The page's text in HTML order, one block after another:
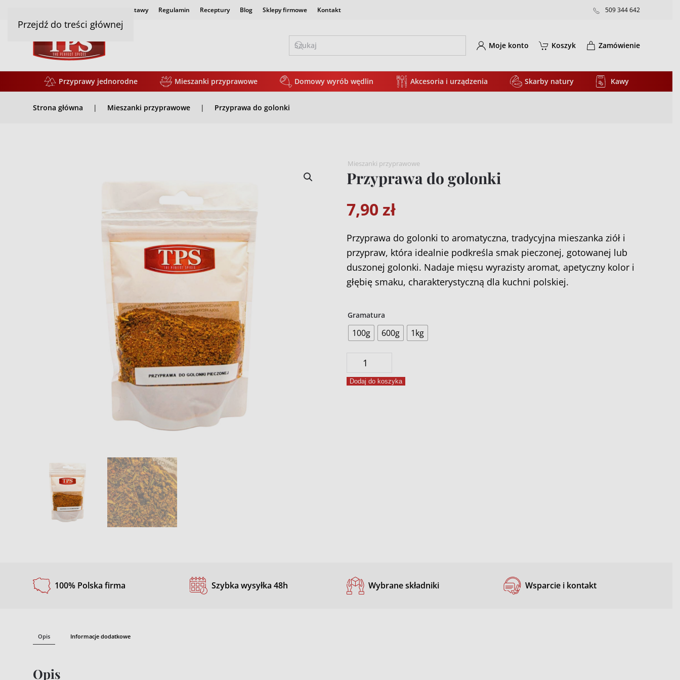
Przejdź do treści głównej
Czas i koszty dostawy Regulamin Receptury Blog Sklepy firmowe Kontakt 509 344 642
Moje konto Koszyk Zamówienie
Przyprawy jednorodne Mieszanki przyprawowe Domowy wyrób wędlin Akcesoria i urządzenia Skarby natury Kawy
Strona główna Mieszanki przyprawowe Przyprawa do golonki
Mieszanki przyprawowe
Przyprawa do golonki
7,90 zł
Przyprawa do golonki to aromatyczna, tradycyjna mieszanka ziół i
przypraw, która idealnie podkreśla smak pieczonej, gotowanej lub
duszonej golonki. Nadaje mięsu wyrazisty aromat, apetyczny kolor i
głębię smaku, charakterystyczną dla kuchni polskiej.
Gramatura
100g 600g 1kg
ilość
Przyprawa
do
Dodaj do koszyka
100% Polska firma Szybka wysyłka 48h Wybrane składniki Wsparcie i kontakt
Opis Informacje dodatkowe
Opis